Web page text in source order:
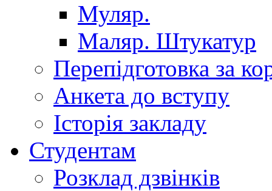
Муляр.
Маляр. Штукатур
Перепідготовка за
Анкета до вступу
Історія закладу
Студентам
Розклад дзвінків